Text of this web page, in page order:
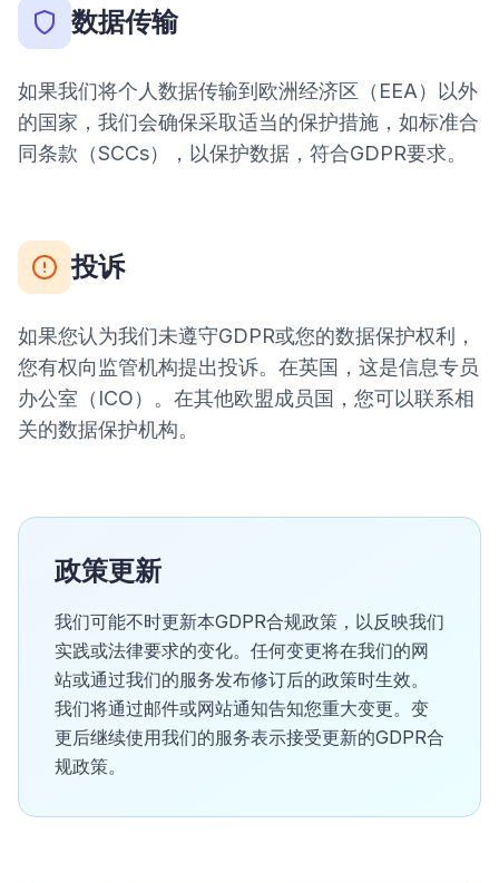
数据传输
如果我们将个人数据传输到欧洲经济区（EEA）以外
的国家，我们会确保采取适当的保护措施，如标准合
同条款（SCCs），以保护数据，符合GDPR要求。
投诉
如果您认为我们未遵守GDPR或您的数据保护权利，
您有权向监管机构提出投诉。在英国，这是信息专员
办公室（ICO）。在其他欧盟成员国，您可以联系相
关的数据保护机构。
政策更新
我们可能不时更新本GDPR合规政策，以反映我们
实践或法律要求的变化。任何变更将在我们的网
站或通过我们的服务发布修订后的政策时生效。
我们将通过邮件或网站通知告知您重大变更。变
更后继续使用我们的服务表示接受更新的GDPR合
规政策。